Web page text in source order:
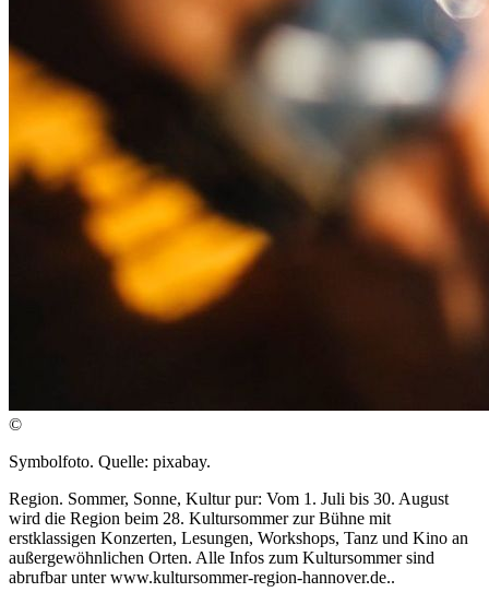
©
Symbolfoto. Quelle: pixabay.
Region. Sommer, Sonne, Kultur pur: Vom 1. Juli bis 30. August
wird die Region beim 28. Kultursommer zur Bühne mit
erstklassigen Konzerten, Lesungen, Workshops, Tanz und Kino an
außergewöhnlichen Orten. Alle Infos zum Kultursommer sind
abrufbar unter www.kultursommer-region-hannover.de..